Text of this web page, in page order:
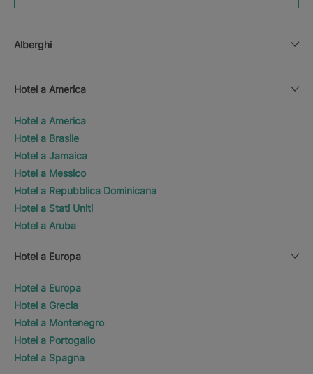
Alberghi
Hotel a America
Hotel a America
Hotel a Brasile
Hotel a Jamaica
Hotel a Messico
Hotel a Repubblica Dominicana
Hotel a Stati Uniti
Hotel a Aruba
Hotel a Europa
Hotel a Europa
Hotel a Grecia
Hotel a Montenegro
Hotel a Portogallo
Hotel a Spagna